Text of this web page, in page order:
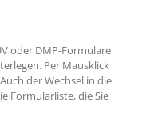
oder DMP-Formulare
Per Mausklick
der Wechsel in die
Formularliste, die Sie